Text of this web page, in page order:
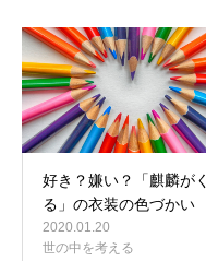
好き？嫌い？「麒麟がく
る」の衣装の色づかい
2020.01.20
世の中を考える